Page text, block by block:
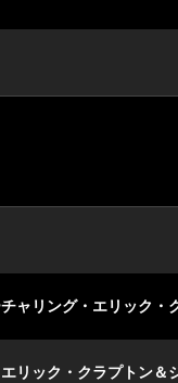
ャリング・エリック・
ック・クラプトン＆